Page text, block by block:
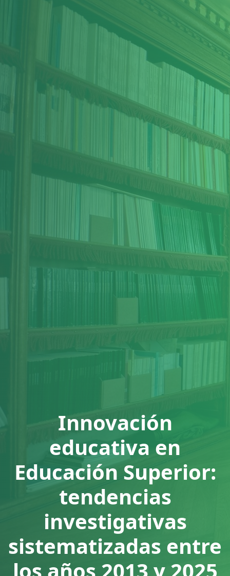
Innovación
educativa en
Educación Superior:
tendencias
investigativas
sistematizadas entre